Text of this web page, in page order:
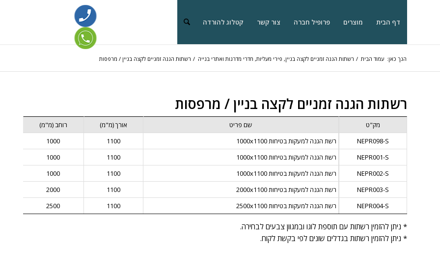
דף הבית מוצרים פרופיל חברה צור קשר קטלוג להורדה
הנך כאן: עמוד הבית / רשתות הגנה זמניים לקצה בניין, פירי מעליות, חדרי מדרגות ואתרי בנייה / רשתות הגנה זמניים לקצה בניין / מרפסות
רשתות הגנה זמניים לקצה בניין / מרפסות
מק"ט שם פריט אורך (מ"מ)
רוחב (מ"מ)
NEPR098-S
רשת הגנה למעקות בטיחות 1000x1100 1100
1000
NEPR001-S
רשת הגנה למעקות בטיחות 1000x1100 1100
1000
NEPR002-S
רשת הגנה למעקות בטיחות 1000x1100 1100
1000
NEPR003-S
רשת הגנה למעקות בטיחות 2000x1100 1100
2000
NEPR004-S
רשת הגנה למעקות בטיחות 2500x1100 1100
2500
* ניתן להזמין רשתות עם תוספת לוגו ובמגוון צבעים לבחירה.
* ניתן להזמין רשתות בגדלים שונים לפי בקשת לקוח.